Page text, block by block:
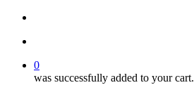
0
was successfully added to your cart.